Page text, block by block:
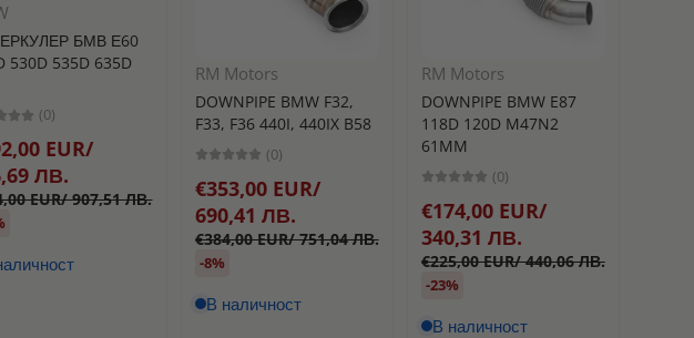
БМВ Е60
530D 535D 635D
(0)
EUR/
ЛВ.
EUR/ 907,51 ЛВ.
RM Motors
DOWNPIPE BMW F32,
F33, F36 440I, 440IX B58
(0)
€353,00 EUR/
690,41 ЛВ.
€384,00 EUR/ 751,04 ЛВ.
-8%
В наличност
RM Motors
DOWNPIPE BMW E87
118D 120D M47N2
61MM
(0)
€174,00 EUR/
340,31 ЛВ.
€225,00 EUR/ 440,06 ЛВ.
-23%
В наличност